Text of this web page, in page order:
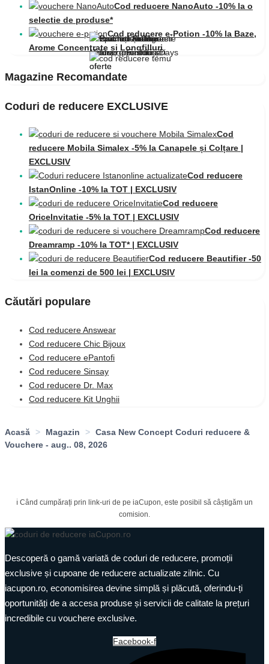
Cod reducere NanoAuto -10% la o
selectie de produse*
Cod reducere e-Potion -10% la Baze,
Arome Concentrate și Longfilluri
Magazine Recomandate
Coduri de reducere EXCLUSIVE
Cod
reducere Mobila Simalex -5% la Canapele și Colțare |
EXCLUSIV
Cod reducere
IstanOnline -10% la TOT | EXCLUSIV
Cod reducere
OriceInvitatie -5% la TOT | EXCLUSIV
Cod reducere
Dreamramp -10% la TOT* | EXCLUSIV
Cod reducere Beautifier -50
lei la comenzi de 500 lei | EXCLUSIV
Căutări populare
Cod reducere Answear
Cod reducere Chic Bijoux
Cod reducere ePantofi
Cod reducere Sinsay
Cod reducere Dr. Max
Cod reducere Kit Unghii
Acasă > Magazin > Casa New Concept Coduri reducere &
Vouchere - aug.. 08, 2026
ℹ️ Când cumpărați prin link-uri de pe iaCupon, este posibil să câștigăm un
comision.
Descoperă o gamă variată de coduri de reducere, promoții
exclusive și cupoane de reducere actualizate zilnic. Cu
iacupon.ro, economisirea devine simplă și plăcută, oferindu-ți
oportunități de a accesa produse și servicii de calitate la prețuri
incredibile cu vouchere exclusive.
Facebook-f